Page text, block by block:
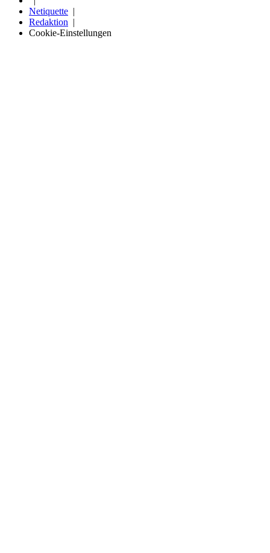
Netiquette
Redaktion
Cookie-Einstellungen